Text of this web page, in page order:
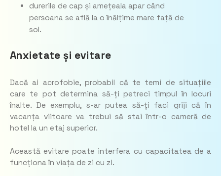
durerile de cap și amețeala apar când
persoana se află la o înălțime mare față de
sol.
Anxietate și evitare
Dacă ai acrofobie, probabil că te temi de situațiile
care te pot determina să-ți petreci timpul în locuri
înalte. De exemplu, s-ar putea să-ți faci griji că în
vacanța viitoare va trebui să stai într-o cameră de
hotel la un etaj superior.
Această evitare poate interfera cu capacitatea de a
funcționa în viața de zi cu zi.